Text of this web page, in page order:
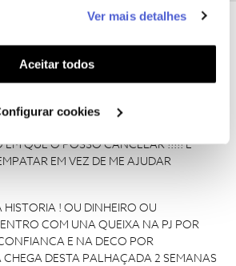
de personalização e
anúncios aos seus interesses
personalizada). Pode gerir a
clicando em "Configurar
Ver mais detalhes
Aceitar todos
cookies
Forum|Forum|4 years ago
há 15 dias ... todas as questoes sao
um disco riscado em vez de me
A PARTIR DA DATA QUE E FEITO OU
EM QUE O POSSO CANCELAR !!!!! E
EM VEZ DE ME AJUDAR
! OU DINHEIRO OU
ENTRO COM UNA QUEIXA NA PJ POR
E NA DECO POR
CHEGA DESTA PALHAÇADA 2 SEMANAS